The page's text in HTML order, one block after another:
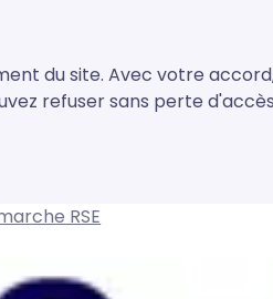
du site. Avec votre
refuser sans perte
RSE